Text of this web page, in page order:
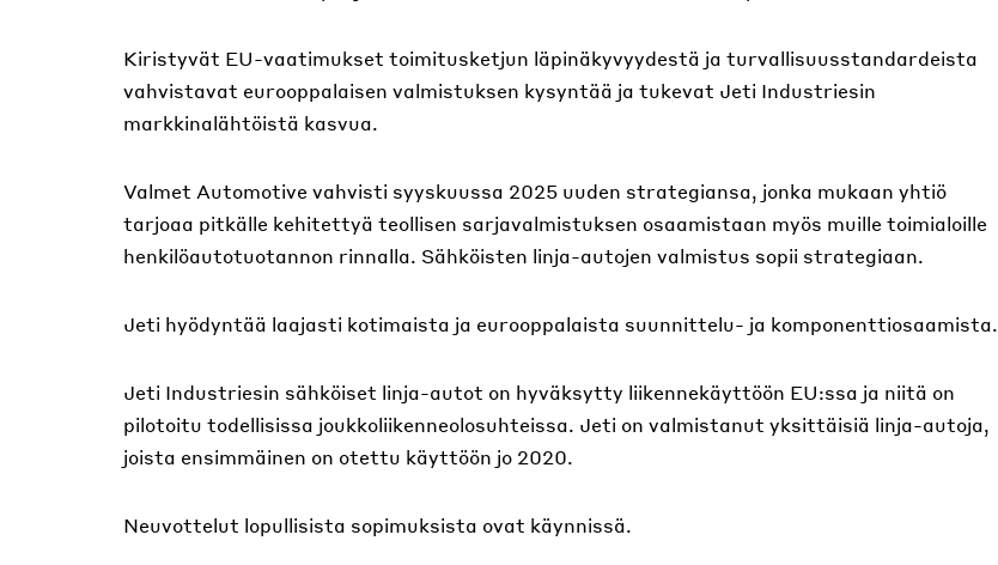
Kiristyvät EU-vaatimukset toimitusketjun läpinäkyvyydestä ja turvallisuusstandardeista
vahvistavat eurooppalaisen valmistuksen kysyntää ja tukevat Jeti Industriesin
markkinalähtöistä kasvua.
Valmet Automotive vahvisti syyskuussa 2025 uuden strategiansa, jonka mukaan yhtiö
tarjoaa pitkälle kehitettyä teollisen sarjavalmistuksen osaamistaan myös muille toimialoille
henkilöautotuotannon rinnalla. Sähköisten linja-autojen valmistus sopii strategiaan.
Jeti hyödyntää laajasti kotimaista ja eurooppalaista suunnittelu- ja komponenttiosaamista.
Jeti Industriesin sähköiset linja-autot on hyväksytty liikennekäyttöön EU:ssa ja niitä on
pilotoitu todellisissa joukkoliikenneolosuhteissa. Jeti on valmistanut yksittäisiä linja-autoja,
joista ensimmäinen on otettu käyttöön jo 2020.
Neuvottelut lopullisista sopimuksista ovat käynnissä.